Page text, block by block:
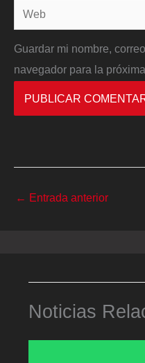
Web
Guardar mi nombre,
navegador para la
← Entrada anterior
Noticias